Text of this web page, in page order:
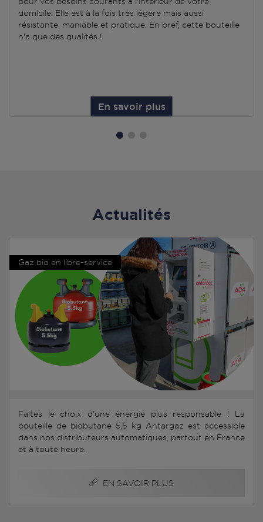
domicile. Elle est à la fois très légère mais aussi
résistante, maniable et pratique. En bref, cette bouteille
n'a que des qualités !
En savoir plus
Actualités
Gaz bio en libre-service
Faites le choix d'une énergie plus responsable ! La
bouteille de biobutane 5,5 kg Antargaz est accessible
dans nos distributeurs automatiques, partout en France
et à toute heure.
EN SAVOIR PLUS